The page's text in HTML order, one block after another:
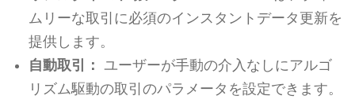
ムリーな取引に必須のインスタントデータ更新を
提供します。
自動取引：
ユーザーが手動の介入なしにアルゴ
リズム駆動の取引のパラメータを設定できます。